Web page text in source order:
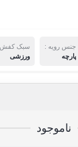
جنس رویه :
پارچه
سبک
ورزشی
ناموجود